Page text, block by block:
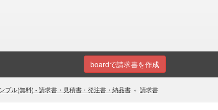
boardで請求書を作成
プル(無料) - 請求書・見積書・発注書・納品書 請求書